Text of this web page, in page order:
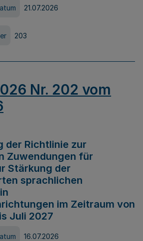
21.07.2026
203
Nr. 202 vom
der Richtlinie zur
Zuwendungen für
Stärkung der
sprachlichen
im Zeitraum von
Juli 2027
16.07.2026